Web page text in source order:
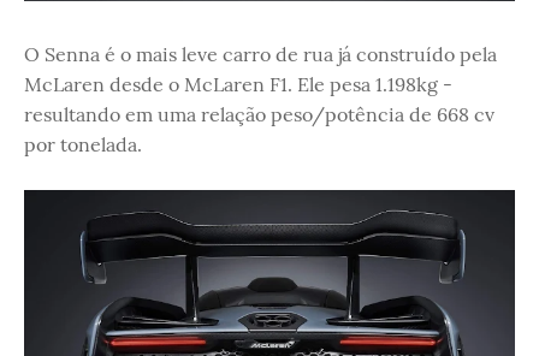
O Senna é o mais leve carro de rua já construído pela
McLaren desde o McLaren F1. Ele pesa 1.198kg -
resultando em uma relação peso/potência de 668 cv
por tonelada.